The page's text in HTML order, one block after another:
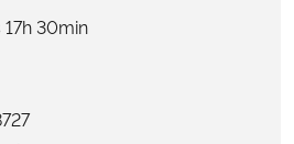
17h 30min